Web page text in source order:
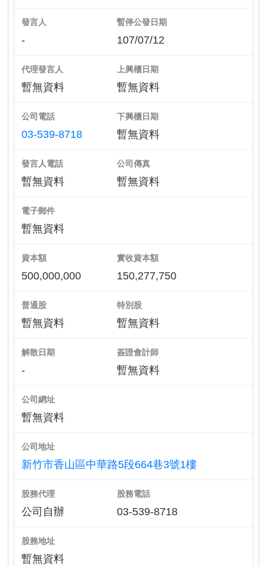
發言人
-
暫停公發日期
107/07/12
代理發言人
暫無資料
上興櫃日期
暫無資料
公司電話
03-539-8718
下興櫃日期
暫無資料
發言人電話
暫無資料
公司傳真
暫無資料
電子郵件
暫無資料
資本額
500,000,000
實收資本額
150,277,750
普通股
暫無資料
特別股
暫無資料
解散日期
-
簽證會計師
暫無資料
公司網址
暫無資料
公司地址
新竹市香山區中華路5段664巷3號1樓
股務代理
公司自辦
股務電話
03-539-8718
股務地址
暫無資料